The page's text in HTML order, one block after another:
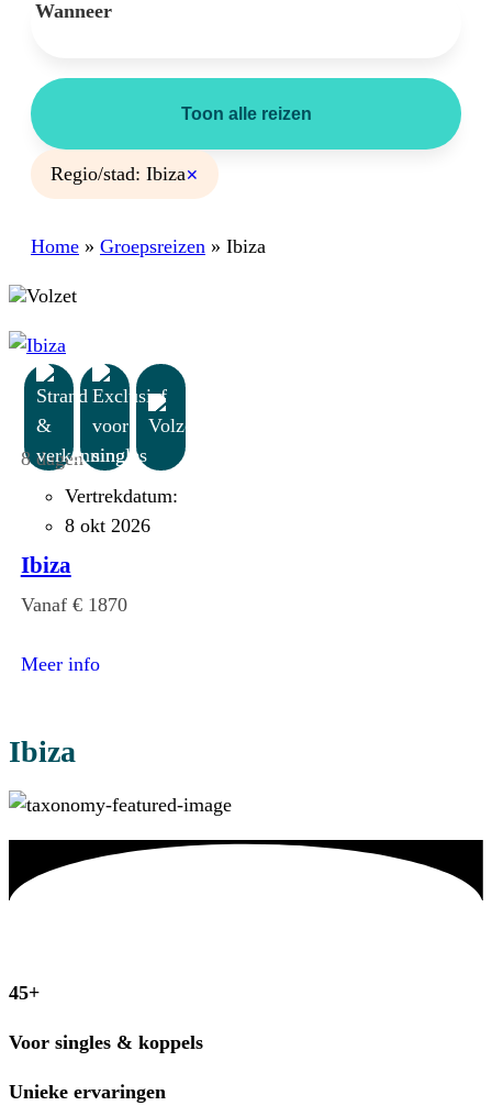
Wanneer
Toon alle reizen
Regio/stad: Ibiza✕
Home » Groepsreizen » Ibiza
Volzet
8 dagen
Vertrekdatum:
8 okt 2026
Ibiza
Vanaf € 1870
Ibiza
Meer info
Ibiza
45+
Voor singles & koppels
Unieke ervaringen